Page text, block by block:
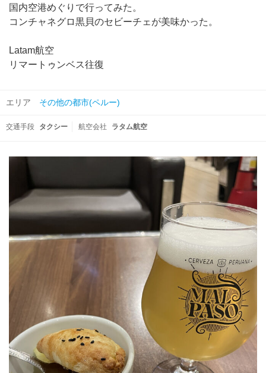
国内空港めぐりで行ってみた。
コンチャネグロ黒貝のセビーチェが美味かった。
Latam航空
リマートゥンベス往復
エリア その他の都市(ペルー)
交通手段 タクシー 航空会社 ラタム航空